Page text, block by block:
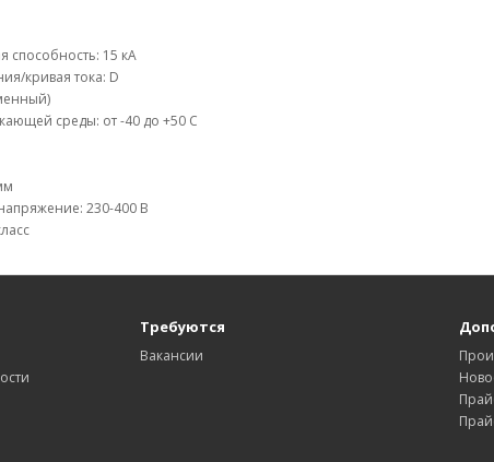
15 кА
кривая тока: D
среды: от -40 до +50 С
230-400 В
Требуются
Вакансии